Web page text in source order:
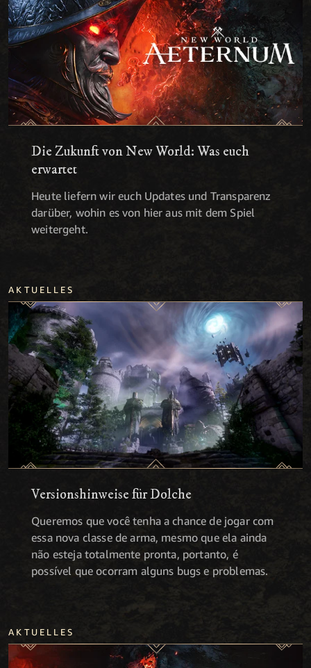
Die Zukunft von New World: Was euch
erwartet
Heute liefern wir euch Updates und Transparenz
darüber, wohin es von hier aus mit dem Spiel
weitergeht.
AKTUELLES
Versionshinweise für Dolche
Queremos que você tenha a chance de jogar com
essa nova classe de arma, mesmo que ela ainda
não esteja totalmente pronta, portanto, é
possível que ocorram alguns bugs e problemas.
AKTUELLES